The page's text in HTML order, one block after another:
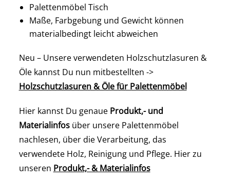
Palettenmöbel Tisch
Maße, Farbgebung und Gewicht können
materialbedingt leicht abweichen
Neu – Unsere verwendeten Holzschutzlasuren &
Öle kannst Du nun mitbestellten ->
Holzschutzlasuren & Öle für Palettenmöbel
Hier kannst Du genaue Produkt,- und
Materialinfosüber unsere Palettenmöbel
nachlesen, über die Verarbeitung, das
verwendete Holz, Reinigung und Pflege. Hier zu
unseren Produkt,- & Materialinfos